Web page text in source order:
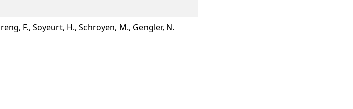
F., Soyeurt, H., Schroyen, M., Gengler, N.